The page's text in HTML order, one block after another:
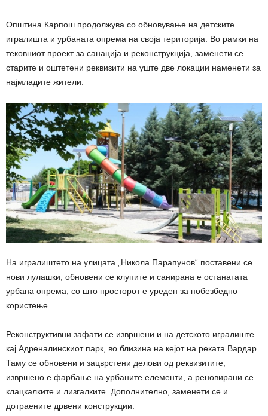
Општина Карпош продолжува со обновување на детските
игралишта и урбаната опрема на своја територија. Во рамки на
тековниот проект за санација и реконструкција, заменети се
старите и оштетени реквизити на уште две локации наменети за
најмладите жители.
На игралиштето на улицата „Никола Парапунов“ поставени се
нови лулашки, обновени се клупите и санирана е останатата
урбана опрема, со што просторот е уреден за побезбедно
користење.
Реконструктивни зафати се извршени и на детското игралиште
кај Адреналинскиот парк, во близина на кејот на реката Вардар.
Таму се обновени и зацврстени делови од реквизитите,
извршено е фарбање на урбаните елементи, а реновирани се
клацкалките и лизгалките. Дополнително, заменети се и
дотраените дрвени конструкции.